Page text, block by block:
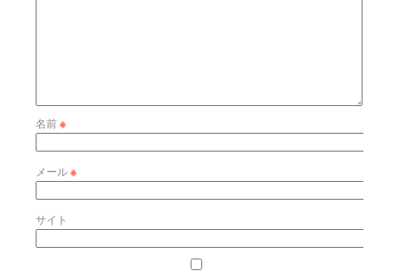
名前※
メール※
サイト